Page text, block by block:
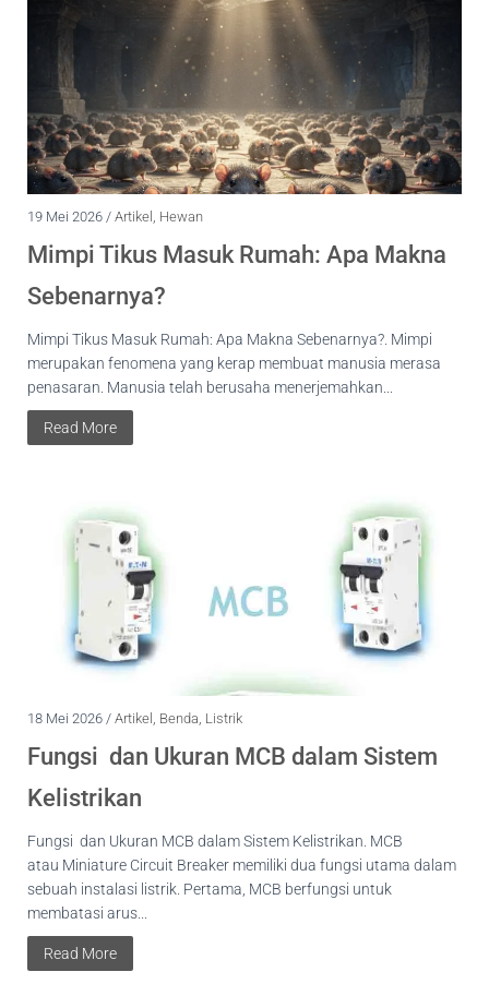
19 Mei 2026 / Artikel , Hewan
Mimpi Tikus Masuk Rumah: Apa Makna
Sebenarnya?
Mimpi Tikus Masuk Rumah: Apa Makna Sebenarnya?. Mimpi
merupakan fenomena yang kerap membuat manusia merasa
penasaran. Manusia telah berusaha menerjemahkan...
Read More
18 Mei 2026 / Artikel , Benda, Listrik
Fungsi dan Ukuran MCB dalam Sistem
Kelistrikan
Fungsi dan Ukuran MCB dalam Sistem Kelistrikan. MCB
atau Miniature Circuit Breaker memiliki dua fungsi utama dalam
sebuah instalasi listrik. Pertama, MCB berfungsi untuk
membatasi arus...
Read More